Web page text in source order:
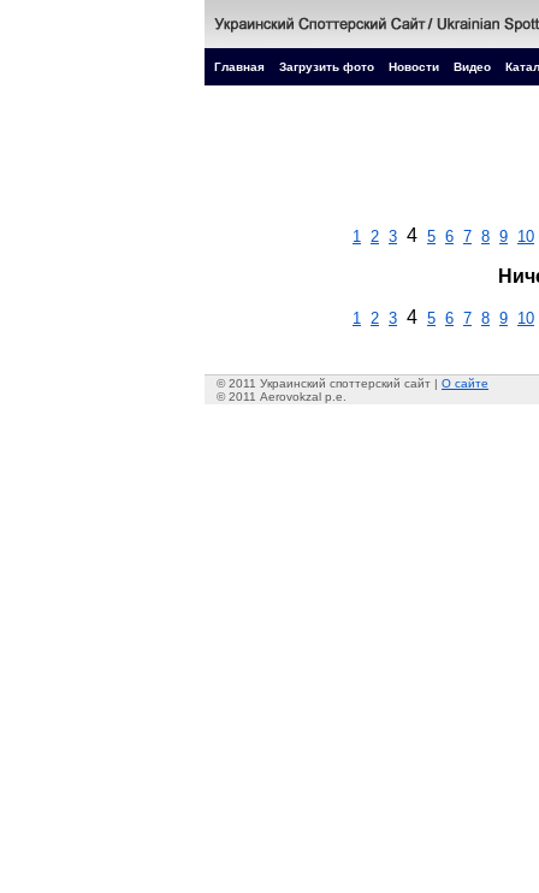
Главная Загрузить фото Новости Видео
1 2 3 4 5 6 7 8 9 10
1 2 3 4 5 6 7 8 9 10
© 2011 Украинский споттерский сайт | О сайте
© 2011 Aerovokzal p.e.